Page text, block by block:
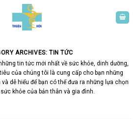
ARCHIVES:TIN TỨC
tin tức mới nhất về sức khỏe, dinh dưỡng,
của chúng tôi là cung cấp cho bạn những
dễ hiểu để bạn có thể đưa ra những lựa chọn
khỏe của bản thân và gia đình.